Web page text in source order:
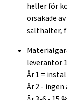
heller för
orsakade
salthalter,
leverantör
År 1 =
År 2 - ingen